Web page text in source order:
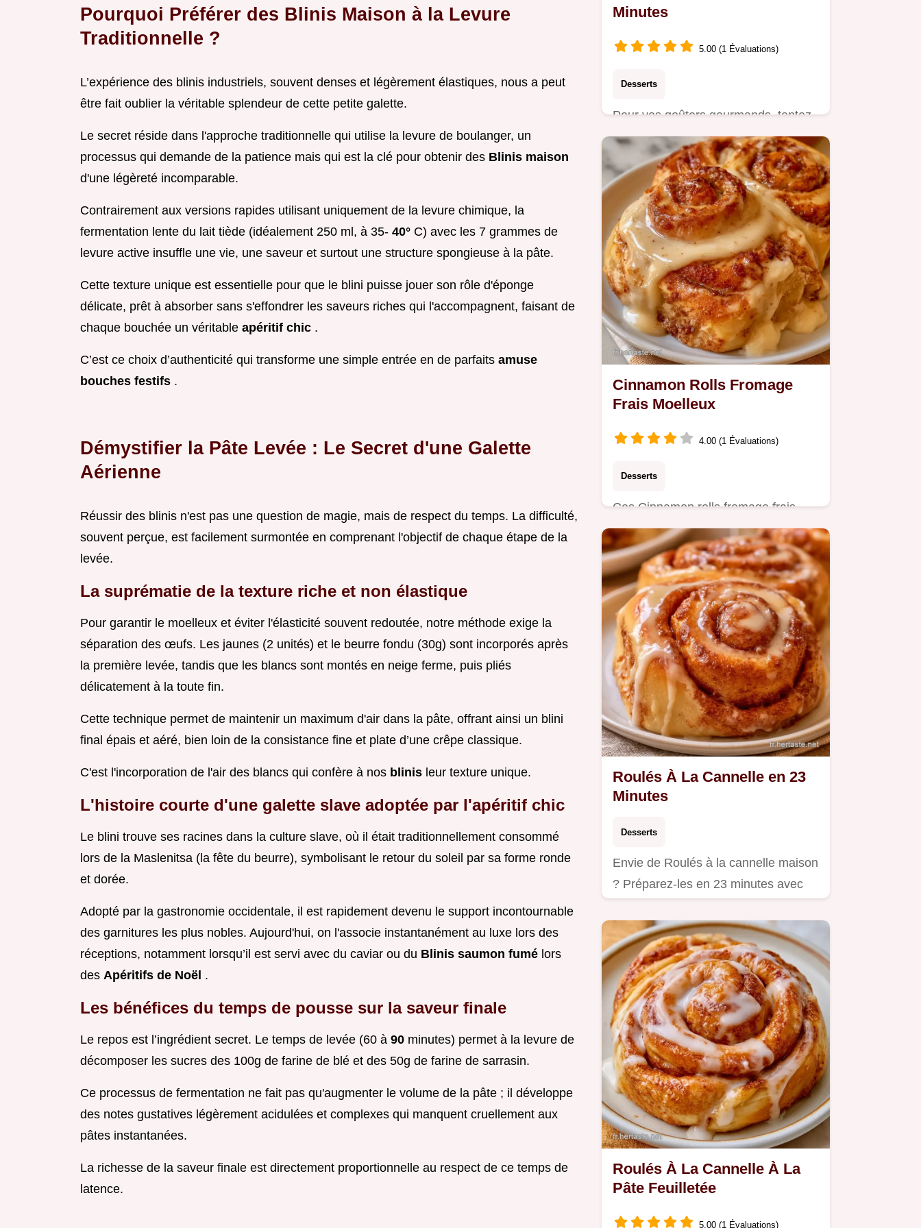
Pourquoi Préférer des Blinis Maison à la Levure
Traditionnelle ?
L’expérience des blinis industriels, souvent denses et légèrement élastiques, nous a peut
être fait oublier la véritable splendeur de cette petite galette.
Le secret réside dans l'approche traditionnelle qui utilise la levure de boulanger, un
processus qui demande de la patience mais qui est la clé pour obtenir des Blinis maison
d'une légèreté incomparable.
Contrairement aux versions rapides utilisant uniquement de la levure chimique, la
fermentation lente du lait tiède (idéalement 250 ml, à 35- 40° C) avec les 7 grammes de
levure active insuffle une vie, une saveur et surtout une structure spongieuse à la pâte.
Cette texture unique est essentielle pour que le blini puisse jouer son rôle d'éponge
délicate, prêt à absorber sans s'effondrer les saveurs riches qui l'accompagnent, faisant de
chaque bouchée un véritable apéritif chic .
C’est ce choix d’authenticité qui transforme une simple entrée en de parfaits amuse
bouches festifs .
Démystifier la Pâte Levée : Le Secret d'une Galette
Aérienne
Réussir des blinis n'est pas une question de magie, mais de respect du temps. La difficulté,
souvent perçue, est facilement surmontée en comprenant l'objectif de chaque étape de la
levée.
La suprématie de la texture riche et non élastique
Pour garantir le moelleux et éviter l'élasticité souvent redoutée, notre méthode exige la
séparation des œufs. Les jaunes (2 unités) et le beurre fondu (30g) sont incorporés après
la première levée, tandis que les blancs sont montés en neige ferme, puis pliés
délicatement à la toute fin.
Cette technique permet de maintenir un maximum d'air dans la pâte, offrant ainsi un blini
final épais et aéré, bien loin de la consistance fine et plate d’une crêpe classique.
C'est l'incorporation de l'air des blancs qui confère à nos blinis leur texture unique.
L'histoire courte d'une galette slave adoptée par l'apéritif chic
Le blini trouve ses racines dans la culture slave, où il était traditionnellement consommé
lors de la Maslenitsa (la fête du beurre), symbolisant le retour du soleil par sa forme ronde
et dorée.
Adopté par la gastronomie occidentale, il est rapidement devenu le support incontournable
des garnitures les plus nobles. Aujourd'hui, on l'associe instantanément au luxe lors des
réceptions, notamment lorsqu’il est servi avec du caviar ou du Blinis saumon fumé lors
des Apéritifs de Noël .
Les bénéfices du temps de pousse sur la saveur finale
Le repos est l’ingrédient secret. Le temps de levée (60 à 90 minutes) permet à la levure de
décomposer les sucres des 100g de farine de blé et des 50g de farine de sarrasin.
Ce processus de fermentation ne fait pas qu'augmenter le volume de la pâte ; il développe
des notes gustatives légèrement acidulées et complexes qui manquent cruellement aux
pâtes instantanées.
La richesse de la saveur finale est directement proportionnelle au respect de ce temps de
latence.
Minutes
5.00 (1 Évaluations)
Desserts
Pour vos goûters gourmands, tentez
ces Cinnamon rolls. Le truc pour le
moelleux garantit un cœur…
Cinnamon Rolls Fromage
Frais Moelleux
4.00 (1 Évaluations)
Desserts
Ces Cinnamon rolls fromage frais
offrent une mie filante et gourmande.
Roulés À La Cannelle en 23
Minutes
Desserts
Envie de Roulés à la cannelle maison
? Préparez-les en 23 minutes avec
Roulés À La Cannelle À La
Pâte Feuilletée
5.00 (1 Évaluations)